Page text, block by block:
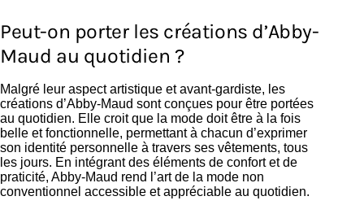
Peut-on porter les créations d’Abby-
Maud au quotidien ?
Malgré leur aspect artistique et avant-gardiste, les
créations d’Abby-Maud sont conçues pour être portées
au quotidien. Elle croit que la mode doit être à la fois
belle et fonctionnelle, permettant à chacun d’exprimer
son identité personnelle à travers ses vêtements, tous
les jours. En intégrant des éléments de confort et de
praticité, Abby-Maud rend l’art de la mode non
conventionnel accessible et appréciable au quotidien.